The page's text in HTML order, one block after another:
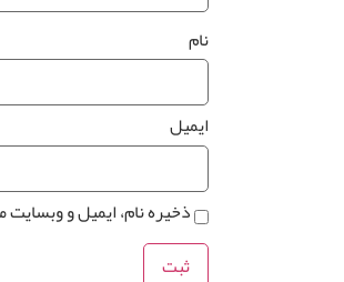
نام
ایمیل
ذخیره نام، ایمیل و